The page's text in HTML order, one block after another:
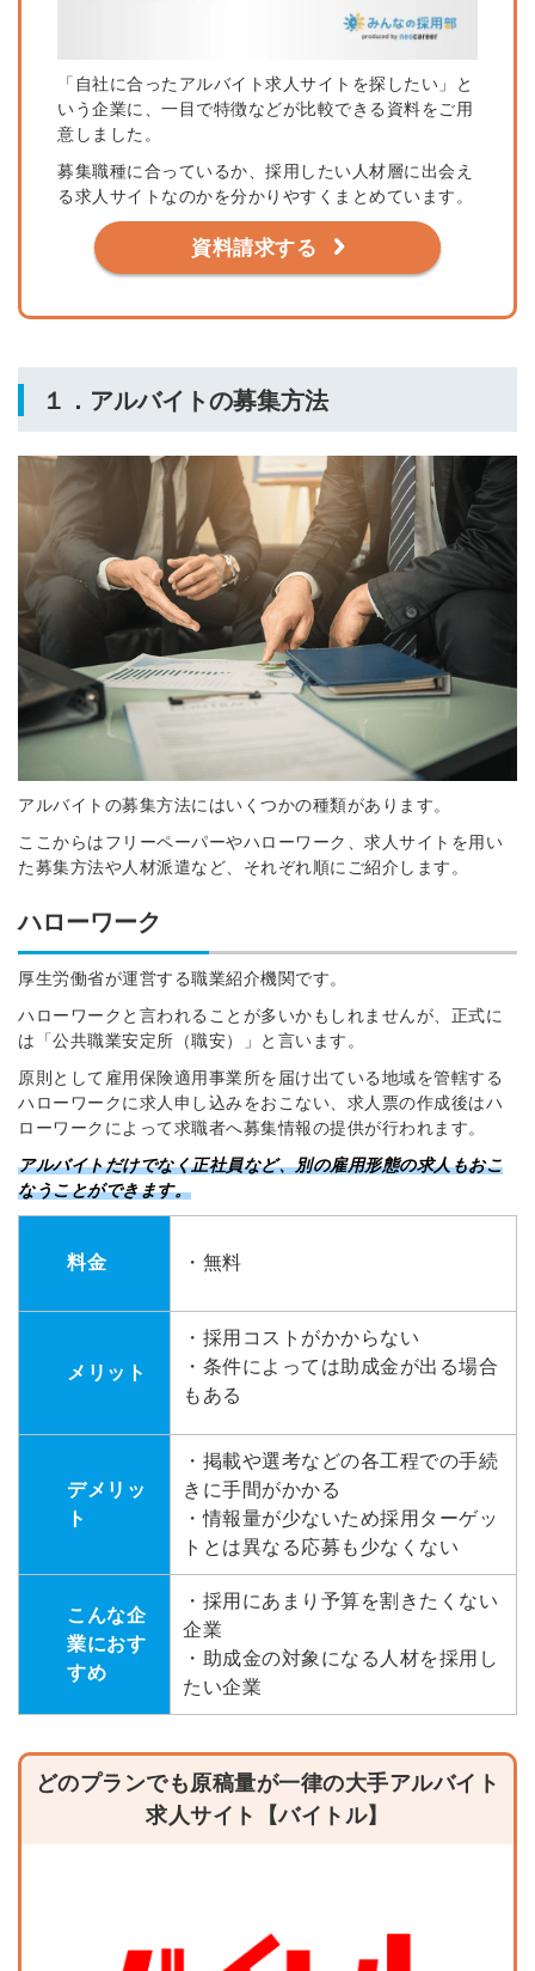
「自社に合ったアルバイト求人サイトを探したい」と
いう企業に、一目で特徴などが比較できる資料をご用
意しました。
募集職種に合っているか、採用したい人材層に出会え
る求人サイトなのかを分かりやすくまとめています。
資料請求する
１．アルバイトの募集方法
アルバイトの募集方法にはいくつかの種類があります。
ここからはフリーペーパーやハローワーク、求人サイトを用い
た募集方法や人材派遣など、それぞれ順にご紹介します。
ハローワーク
厚生労働省が運営する職業紹介機関です。
ハローワークと言われることが多いかもしれませんが、正式に
は「公共職業安定所（職安）」と言います。
原則として雇用保険適用事業所を届け出ている地域を管轄する
ハローワークに求人申し込みをおこない、求人票の作成後はハ
ローワークによって求職者へ募集情報の提供が行われます。
アルバイトだけでなく正社員など、別の雇用形態の求人もおこ
なうことができます。
料金 ・無料
メリット
・採用コストがかからない
・条件によっては助成金が出る場合
もある
デメリッ
ト
・掲載や選考などの各工程での手続
きに手間がかかる
・情報量が少ないため採用ターゲッ
トとは異なる応募も少なくない
こんな企
業におす
すめ
・採用にあまり予算を割きたくない
企業
・助成金の対象になる人材を採用し
たい企業
どのプランでも原稿量が一律の大手アルバイト
求人サイト【バイトル】